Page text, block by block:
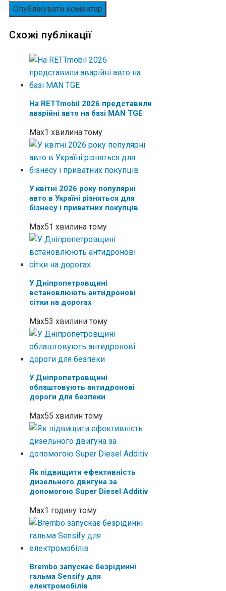
Схожі публікації
На RETTmobil 2026 представили
аварійні авто на базі MAN TGE
Max1 хвилина тому
У квітні 2026 року популярні
авто в Україні різняться для
бізнесу і приватних покупців
Max51 хвилина тому
У Дніпропетровщині
встановлюють антидронові
сітки на дорогах
Max53 хвилини тому
У Дніпропетровщині
облаштовують антидронові
дороги для безпеки
Max55 хвилин тому
Як підвищити ефективність
дизельного двигуна за
допомогою Super Diesel Additiv
Max1 годину тому
Brembo запускає безрідинні
гальма Sensify для
електромобілів